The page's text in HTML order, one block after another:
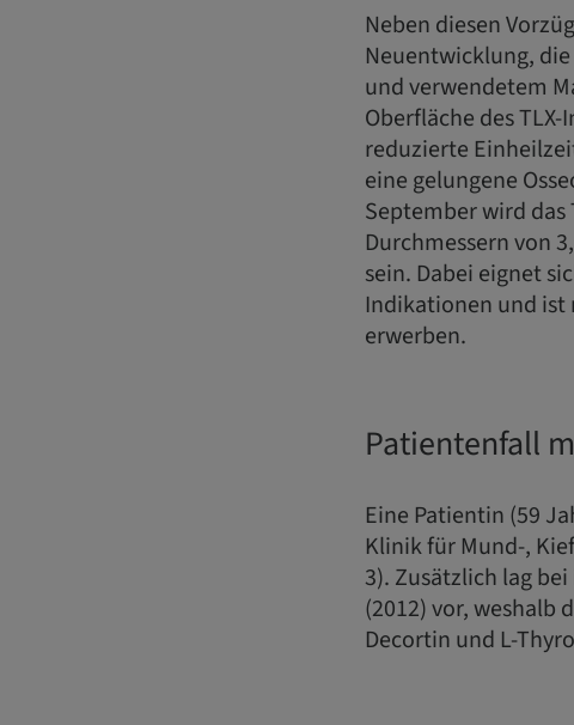
Neben diesen
Neuentwicklung,
und verwendetem
Oberfläche des
reduzierte
eine gelungene
September wird das
Durchmessern von
sein. Dabei eignet
Indikationen und ist
erwerben.
Patientenfall
Eine Patientin (59
Klinik für Mund-,
3). Zusätzlich lag
(2012) vor,
Decortin und L-